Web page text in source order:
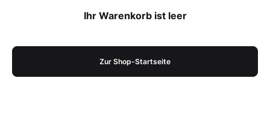
Ihr Warenkorb ist leer
Zur Shop-Startseite